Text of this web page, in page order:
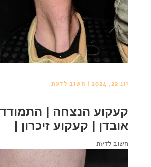
יונ 22, 2024 | חשוב לדעת
קעקוע הנצחה |
אובדן | קעקוע זיכרון |
חשוב לדעת